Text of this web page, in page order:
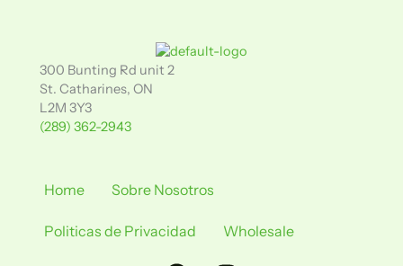
300 Bunting Rd unit 2
St. Catharines, ON
L2M 3Y3
(289) 362-2943
Home Sobre Nosotros
Politicas de Privacidad Wholesale